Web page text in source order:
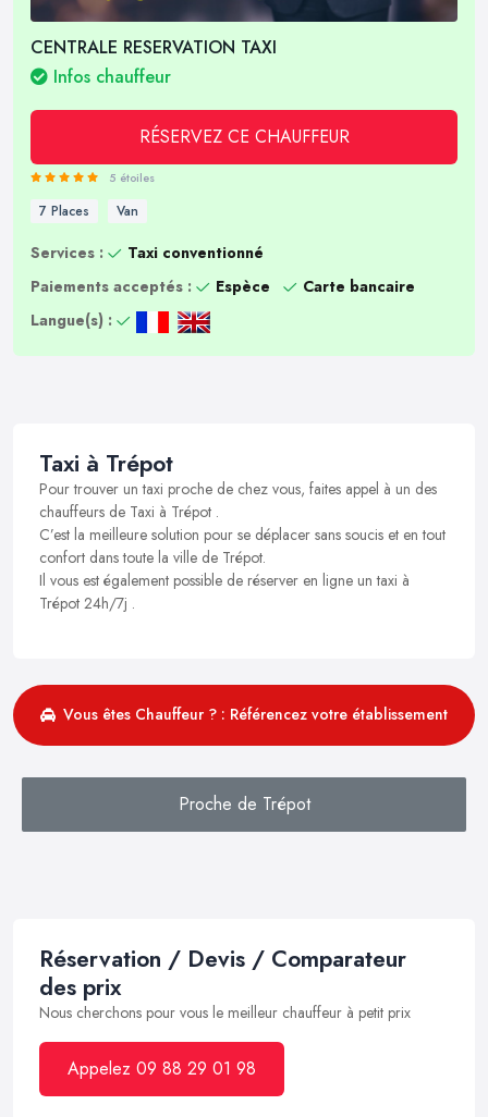
CENTRALE RESERVATION TAXI
Infos chauffeur
RÉSERVEZ CE CHAUFFEUR
5 étoiles
7 Places Van
Services :
Taxi conventionné
Paiements acceptés :
Espèce
Carte bancaire
Langue(s) :
Taxi à Trépot
Pour trouver un taxi proche de chez vous, faites appel à un des
chauffeurs de Taxi à Trépot .
C’est la meilleure solution pour se déplacer sans soucis et en tout
confort dans toute la ville de Trépot.
Il vous est également possible de réserver en ligne un taxi à
Trépot 24h/7j .
Vous êtes Chauffeur ? : Référencez votre établissement
Proche de Trépot
Réservation / Devis / Comparateur
des prix
Nous cherchons pour vous le meilleur chauffeur à petit prix
Appelez 09 88 29 01 98